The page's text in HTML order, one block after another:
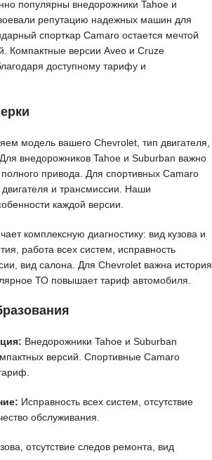
популярны внедорожники Tahoe и
репутацию надежных машин для
спорткар Camaro остается мечтой
Компактные версии Aveo и Cruze
доступному тарифу и
модель вашего Chevrolet, тип двигателя,
внедорожников Tahoe и Suburban важно
привода. Для спортивных Camaro
и трансмиссии. Наши
каждой версии.
комплексную диагностику: вид кузова и
работа всех систем, исправность
вид салона. Для Chevrolet важна история
ТО повышает тариф автомобиля.
Внедорожники Tahoe и Suburban
версий. Спортивные Camaro
Исправность всех систем, отсутствие
обслуживания.
отсутствие следов ремонта, вид